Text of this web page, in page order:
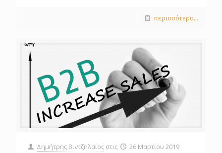
περισσότερα...
Δημήτρης Βιντζηλαίος στις 26 Μαρτίου 2019